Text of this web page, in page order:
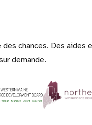
chances. Des
demande.